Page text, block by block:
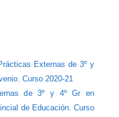
Externas de 3º y
Curso 2020-21
de 3º y 4º Gr en
de Educación. Curso